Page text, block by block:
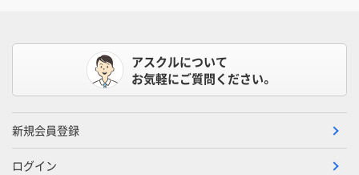
アスクルについて
お気軽にご質問ください。
新規会員登録
ログイン